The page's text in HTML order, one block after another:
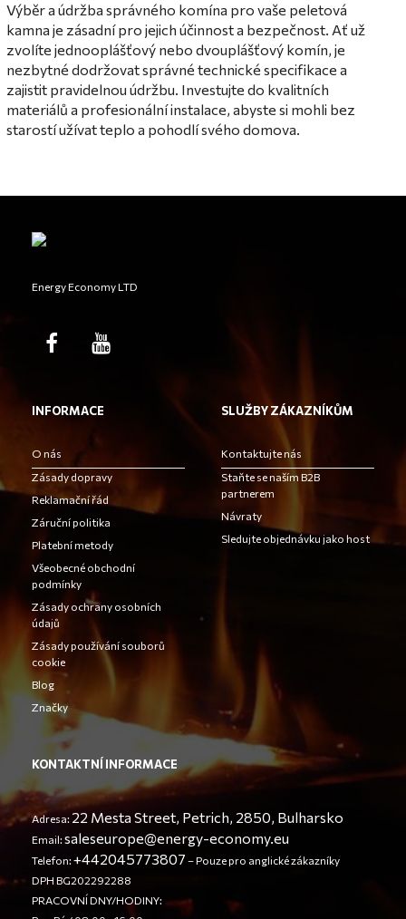
Výběr a údržba správného komína pro vaše peletová
kamna je zásadní pro jejich účinnost a bezpečnost. Ať už
zvolíte jednooplášťový nebo dvouplášťový komín, je
nezbytné dodržovat správné technické specifikace a
zajistit pravidelnou údržbu. Investujte do kvalitních
materiálů a profesionální instalace, abyste si mohli bez
starostí užívat teplo a pohodlí svého domova.
Energy Economy LTD
INFORMACE
O nás
Zásady dopravy
Reklamační řád
Záruční politika
Platební metody
Všeobecné obchodní
podmínky
Zásady ochrany osobních
údajů
Zásady používání souborů
cookie
Blog
Značky
SLUŽBY ZÁKAZNÍKŮM
Kontaktujte nás
Staňte se naším B2B
partnerem
Návraty
Sledujte objednávku jako host
KONTAKTNÍ INFORMACE
Adresa: 22 Mesta Street, Petrich, 2850, Bulharsko
Email:saleseurope@energy-economy.eu
Telefon:+442045773807 – Pouze pro anglické zákazníky
DPH BG202292288
PRACOVNÍ DNY/HODINY: